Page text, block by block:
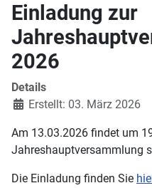
Einladung zur
2026
Details
Erstellt: 03. März 2026
Am 13.03.2026 findet um
Jahreshauptversammlung
Die Einladung finden Sie